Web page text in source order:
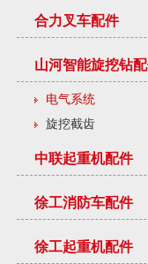
合力叉车配件
山河智能旋挖钻
电气系统
旋挖截齿
中联起重机配件
徐工消防车配件
徐工起重机配件